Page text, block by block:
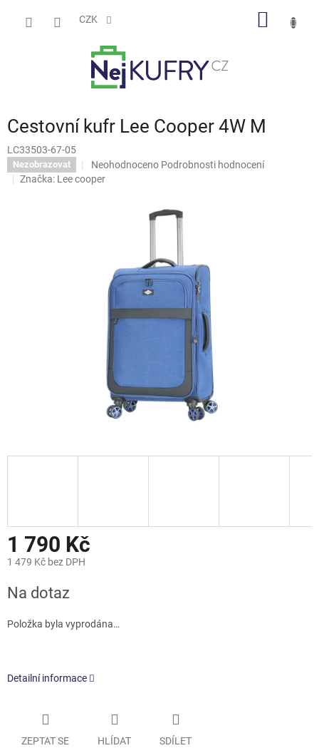
CZK
Cestovní kufr Lee Cooper 4W M
LC33503-67-05
Nezobrazovat
Průměrné
hodnocení
Neohodnoceno Podrobnosti hodnocení
Značka: Lee cooper
1 790 Kč
1 479 Kč bez DPH
cena:
Na dotaz
Položka byla vyprodána…
Detailní informace
ZEPTAT SE HLÍDAT SDÍLET